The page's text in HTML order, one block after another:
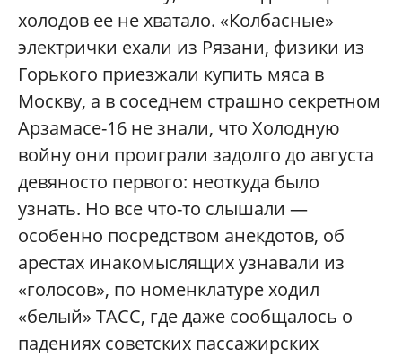
холодов ее не хватало. «Колбасные»
электрички ехали из Рязани, физики из
Горького приезжали купить мяса в
Москву, а в соседнем страшно секретном
Арзамасе-16 не знали, что Холодную
войну они проиграли задолго до августа
девяносто первого: неоткуда было
узнать. Но все что-то слышали —
особенно посредством анекдотов, об
арестах инакомыслящих узнавали из
«голосов», по номенклатуре ходил
«белый» ТАСС, где даже сообщалось о
падениях советских пассажирских